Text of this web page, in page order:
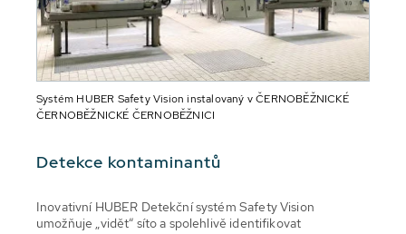
Systém HUBER Safety Vision instalovaný v ČERNOBĚŽNICKÉ
ČERNOBĚŽNICKÉ ČERNOBĚŽNICI
Detekce kontaminantů
Inovativní HUBER Detekční systém Safety Vision
umožňuje „vidět“ síto a spolehlivě identifikovat